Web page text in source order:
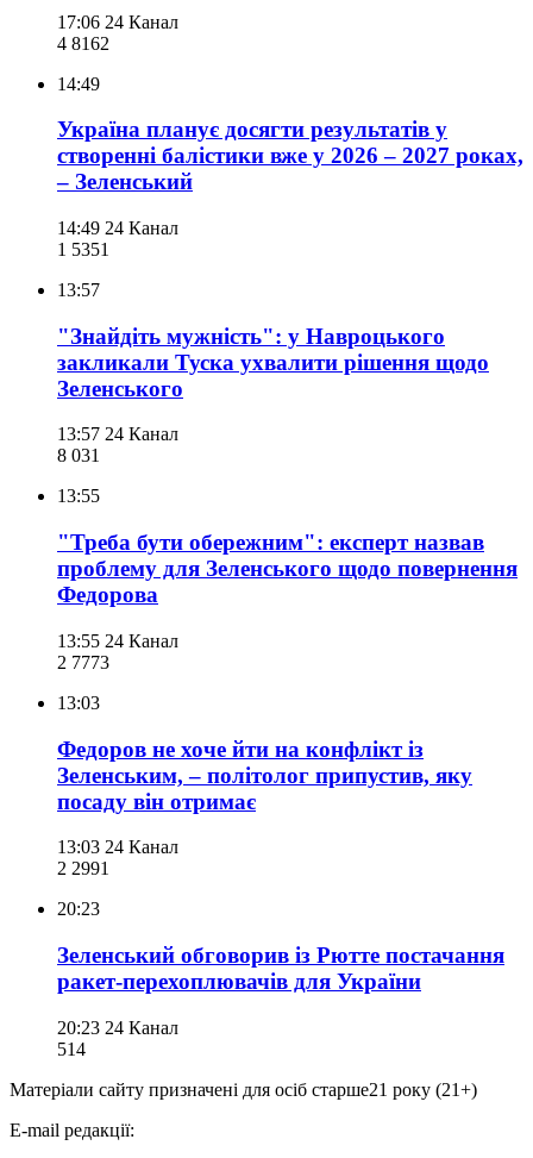
17:06 24 Канал
4 8162
14:49
Україна планує досягти результатів у
створенні балістики вже у 2026 – 2027 роках,
– Зеленський
14:49 24 Канал
1 5351
13:57
"Знайдіть мужність": у Навроцького
закликали Туска ухвалити рішення щодо
Зеленського
13:57 24 Канал
8 031
13:55
"Треба бути обережним": експерт назвав
проблему для Зеленського щодо повернення
Федорова
13:55 24 Канал
2 7773
13:03
Федоров не хоче йти на конфлікт із
Зеленським, – політолог припустив, яку
посаду він отримає
13:03 24 Канал
2 2991
20:23
Зеленський обговорив із Рютте постачання
ракет-перехоплювачів для України
20:23 24 Канал
514
Матеріали сайту призначені для осіб старше21 року (21+)
E-mail редакції: